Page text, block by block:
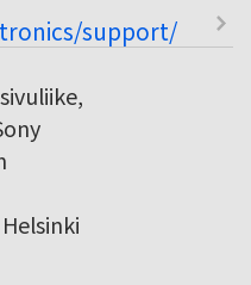
support/